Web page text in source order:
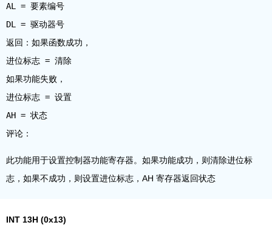
AL = 要素编号
DL = 驱动器号
返回：如果函数成功，
进位标志 = 清除
如果功能失败，
进位标志 = 设置
AH = 状态
此功能用于设置控制器功能寄存器。如果功能成功，则清除进位标
志，如果不成功，则设置进位标志，AH 寄存器返回状态
INT 13H (0x13)